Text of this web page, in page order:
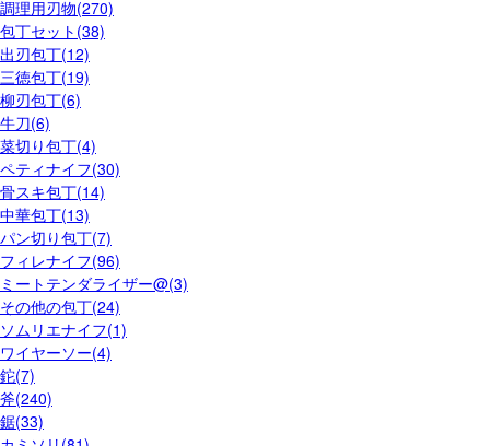
調理用刃物(270)
包丁セット(38)
出刃包丁(12)
三徳包丁(19)
柳刃包丁(6)
牛刀(6)
菜切り包丁(4)
ペティナイフ(30)
骨スキ包丁(14)
中華包丁(13)
パン切り包丁(7)
フィレナイフ(96)
ミートテンダライザー@(3)
その他の包丁(24)
ソムリエナイフ(1)
ワイヤーソー(4)
鉈(7)
斧(240)
鋸(33)